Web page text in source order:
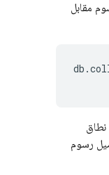
مقابل
رسوم